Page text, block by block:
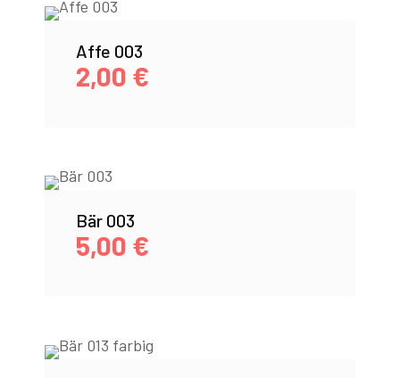
Affe 003
2,00 €
Bär 003
5,00 €